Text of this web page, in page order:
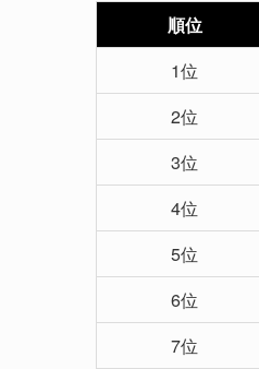
順位
1位
2位
3位
4位
5位
6位
7位